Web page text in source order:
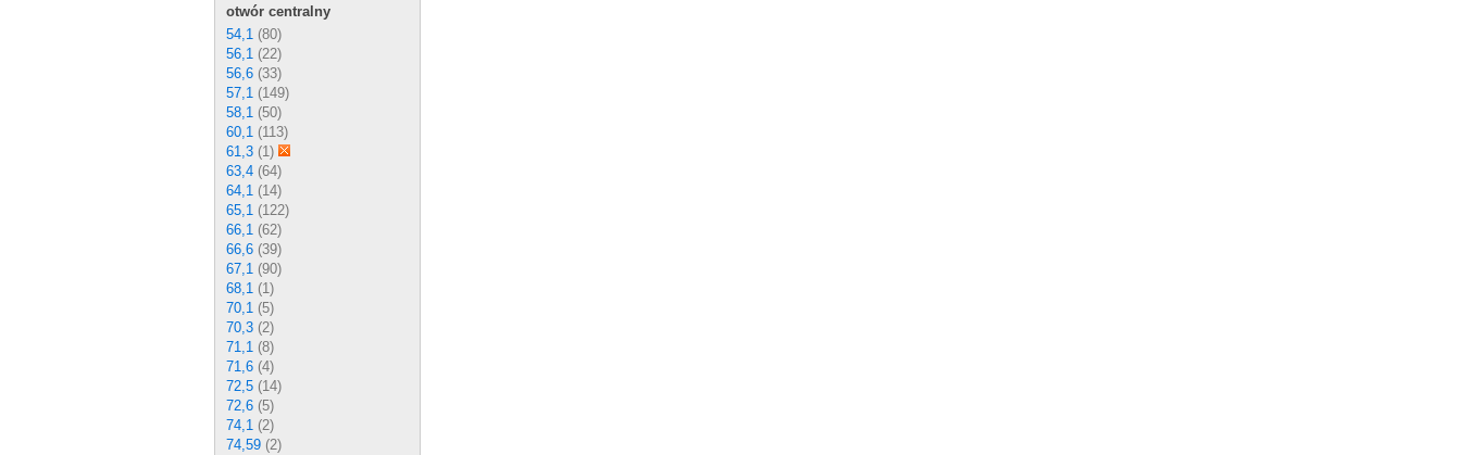
otwór centralny
54,1 (80)
56,1 (22)
56,6 (33)
57,1 (149)
58,1 (50)
60,1 (113)
61,3 (1)
63,4 (64)
64,1 (14)
65,1 (122)
66,1 (62)
66,6 (39)
67,1 (90)
68,1 (1)
70,1 (5)
70,3 (2)
71,1 (8)
71,6 (4)
72,5 (14)
72,6 (5)
74,1 (2)
74,59 (2)